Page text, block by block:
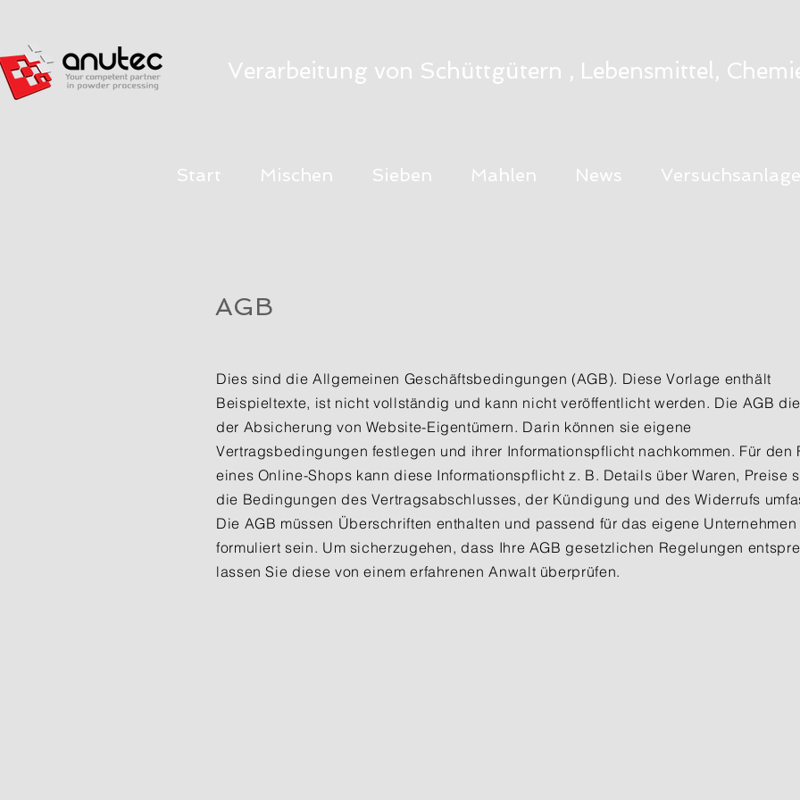
Verarbeitung von Schüttgütern , Lebensmittel,
Start Mischen Sieben Mahlen News Versuchsanlage
AGB
Dies sind die Allgemeinen Geschäftsbedingungen (AGB). Diese Vorlage enthält
Beispieltexte, ist nicht vollständig und kann nicht veröffentlicht werden. Die AGB
der Absicherung von Website-Eigentümern. Darin können sie eigene
Vertragsbedingungen festlegen und ihrer Informationspflicht nachkommen. Für den
eines Online-Shops kann diese Informationspflicht z. B. Details über Waren, Preise
die Bedingungen des Vertragsabschlusses, der Kündigung und des Widerrufs
Die AGB müssen Überschriften enthalten und passend für das eigene Unternehmen
formuliert sein. Um sicherzugehen, dass Ihre AGB gesetzlichen Regelungen
lassen Sie diese von einem erfahrenen Anwalt überprüfen.